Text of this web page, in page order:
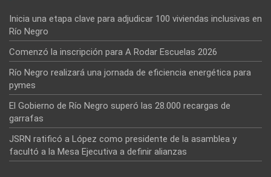
Inicia una etapa clave para adjudicar 100 viviendas inclusivas en
Río Negro
Comenzó la inscripción para A Rodar Escuelas 2026
Río Negro realizará una jornada de eficiencia energética para
pymes
El Gobierno de Río Negro superó las 28.000 recargas de
garrafas
JSRN ratificó a López como presidente de la asamblea y
facultó a la Mesa Ejecutiva a definir alianzas